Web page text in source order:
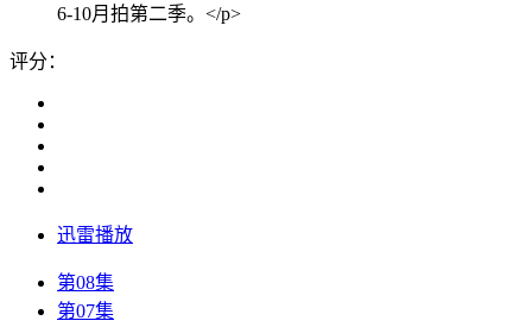
6-10月拍第二季。</p>
评分：
迅雷播放
第08集
第07集